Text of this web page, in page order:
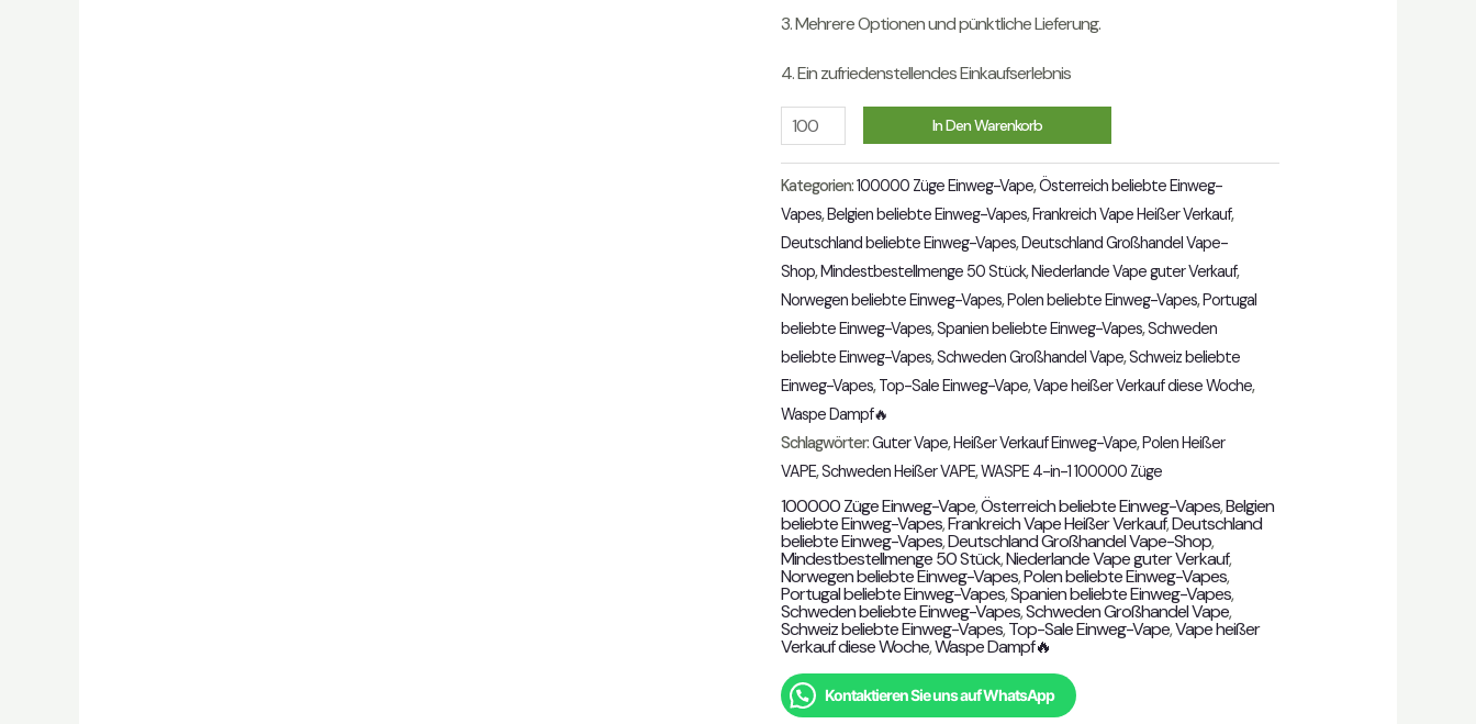
3. Mehrere Optionen und pünktliche Lieferung.
4. Ein zufriedenstellendes Einkaufserlebnis
Menge In Den Warenkorb
Kategorien:100000 Züge Einweg-Vape,Österreich beliebte Einweg-
Vapes,Belgien beliebte Einweg-Vapes,Frankreich Vape Heißer Verkauf,
Deutschland beliebte Einweg-Vapes,Deutschland Großhandel Vape-
Shop,Mindestbestellmenge 50 Stück,Niederlande Vape guter Verkauf,
Norwegen beliebte Einweg-Vapes,Polen beliebte Einweg-Vapes,Portugal
beliebte Einweg-Vapes,Spanien beliebte Einweg-Vapes,Schweden
beliebte Einweg-Vapes,Schweden Großhandel Vape,Schweiz beliebte
Einweg-Vapes,Top-Sale Einweg-Vape,Vape heißer Verkauf diese Woche,
Waspe Dampf🔥
Schlagwörter:Guter Vape,Heißer Verkauf Einweg-Vape,Polen Heißer
VAPE,Schweden Heißer VAPE,WASPE 4-in-1 100000 Züge
100000 Züge Einweg-Vape,Österreich beliebte Einweg-Vapes,Belgien
beliebte Einweg-Vapes,Frankreich Vape Heißer Verkauf,Deutschland
beliebte Einweg-Vapes,Deutschland Großhandel Vape-Shop,
Mindestbestellmenge 50 Stück,Niederlande Vape guter Verkauf,
Norwegen beliebte Einweg-Vapes,Polen beliebte Einweg-Vapes,
Portugal beliebte Einweg-Vapes,Spanien beliebte Einweg-Vapes,
Schweden beliebte Einweg-Vapes,Schweden Großhandel Vape,
Schweiz beliebte Einweg-Vapes,Top-Sale Einweg-Vape,Vape heißer
Verkauf diese Woche,Waspe Dampf🔥
Kontaktieren Sie uns auf WhatsApp